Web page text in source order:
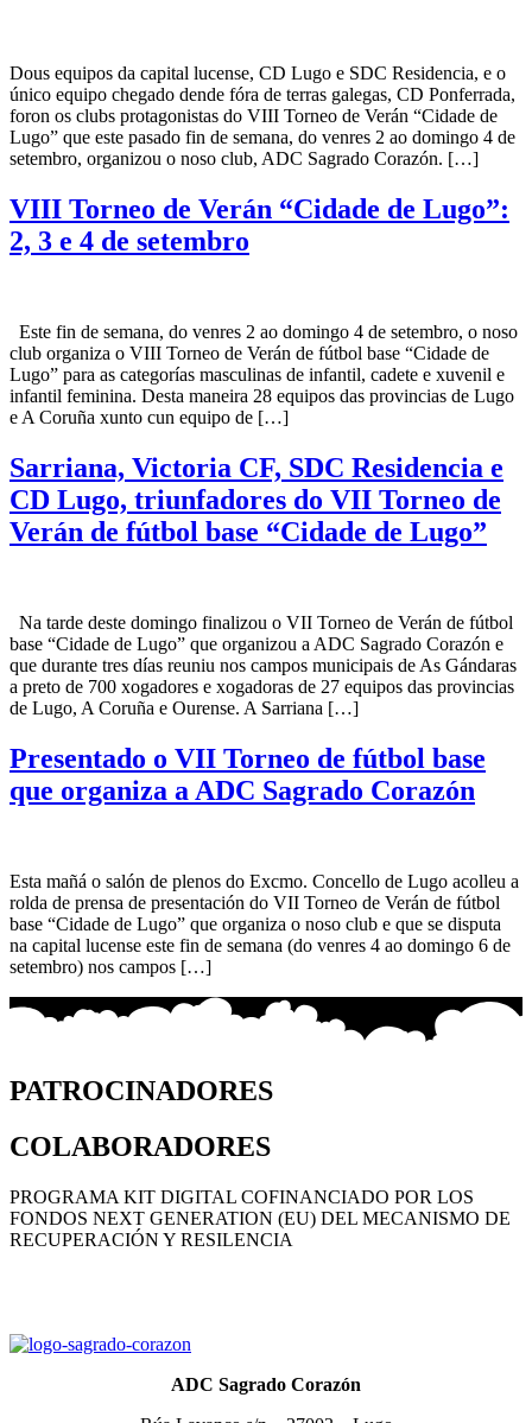
Dous equipos da capital lucense, CD Lugo e SDC Residencia, e o
único equipo chegado dende fóra de terras galegas, CD Ponferrada,
foron os clubs protagonistas do VIII Torneo de Verán “Cidade de
Lugo” que este pasado fin de semana, do venres 2 ao domingo 4 de
setembro, organizou o noso club, ADC Sagrado Corazón. […]
VIII Torneo de Verán “Cidade de Lugo”:
2, 3 e 4 de setembro
Este fin de semana, do venres 2 ao domingo 4 de setembro, o noso
club organiza o VIII Torneo de Verán de fútbol base “Cidade de
Lugo” para as categorías masculinas de infantil, cadete e xuvenil e
infantil feminina. Desta maneira 28 equipos das provincias de Lugo
e A Coruña xunto cun equipo de […]
Sarriana, Victoria CF, SDC Residencia e
CD Lugo, triunfadores do VII Torneo de
Verán de fútbol base “Cidade de Lugo”
Na tarde deste domingo finalizou o VII Torneo de Verán de fútbol
base “Cidade de Lugo” que organizou a ADC Sagrado Corazón e
que durante tres días reuniu nos campos municipais de As Gándaras
a preto de 700 xogadores e xogadoras de 27 equipos das provincias
de Lugo, A Coruña e Ourense. A Sarriana […]
Presentado o VII Torneo de fútbol base
que organiza a ADC Sagrado Corazón
Esta mañá o salón de plenos do Excmo. Concello de Lugo acolleu a
rolda de prensa de presentación do VII Torneo de Verán de fútbol
base “Cidade de Lugo” que organiza o noso club e que se disputa
na capital lucense este fin de semana (do venres 4 ao domingo 6 de
setembro) nos campos […]
PATROCINADORES
COLABORADORES
PROGRAMA KIT DIGITAL COFINANCIADO POR LOS
FONDOS NEXT GENERATION (EU) DEL MECANISMO DE
RECUPERACIÓN Y RESILENCIA
ADC Sagrado Corazón